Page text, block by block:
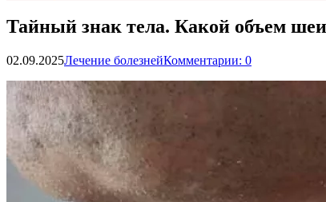
Тайный знак тела. Какой объем
02.09.2025Лечение болезнейКомментарии: 0